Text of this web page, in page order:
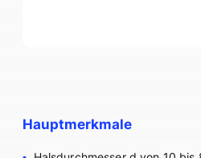
Hauptmerkmale